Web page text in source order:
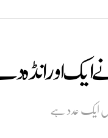
ایک عدد ہے